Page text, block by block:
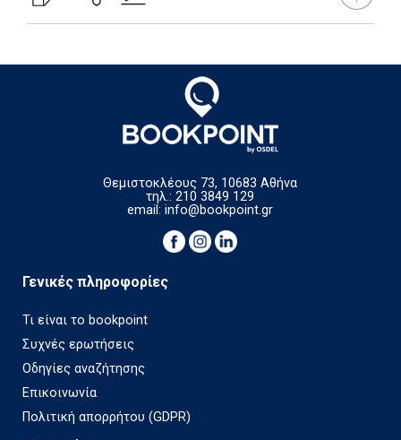
Θεμιστοκλέους 73, 10683 Αθήνα
τηλ.: 210 3849 129
email:info@bookpoint.gr
Γενικές πληροφορίες
Τι είναι το bookpoint
Συχνές ερωτήσεις
Οδηγίες αναζήτησης
Επικοινωνία
Πολιτική απορρήτου (GDPR)